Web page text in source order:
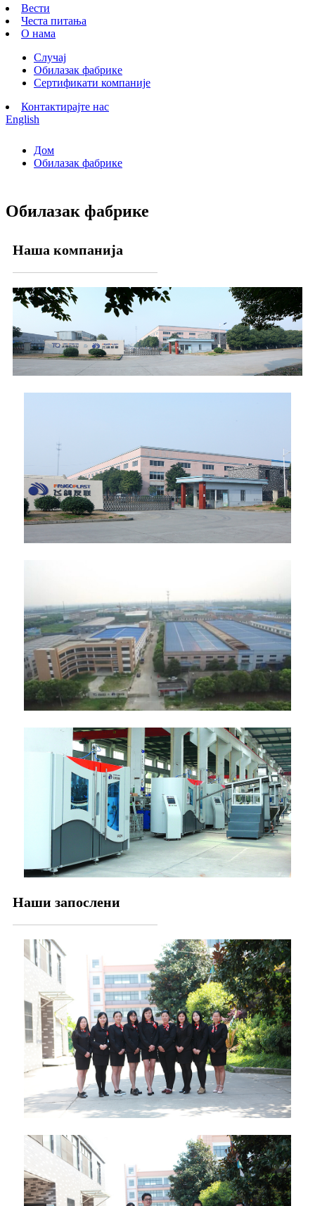
Вести
Честа питања
О нама
Случај
Обилазак фабрике
Сертификати компаније
Контактирајте нас
English
Дом
Обилазак фабрике
Обилазак фабрике
Наша компанија
Наши запослени